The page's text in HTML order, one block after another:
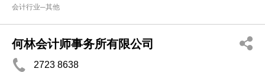
会计行业─其他
何林会计师事务所有限公司
2723 8638